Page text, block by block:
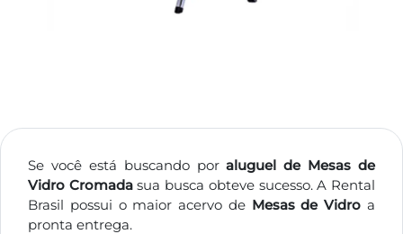
Se você está buscando poraluguel de Mesas de
Vidro Cromadasua busca obteve sucesso. A Rental
Brasil possui o maior acervo deMesas de Vidroa
pronta entrega.